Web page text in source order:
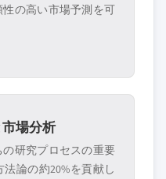
の高い市場予測を可
場分析
研究プロセスの重要
論の約20%を貢献し